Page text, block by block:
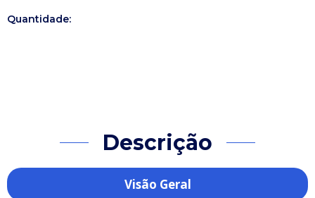
Quantidade:
Descrição
Visão Geral